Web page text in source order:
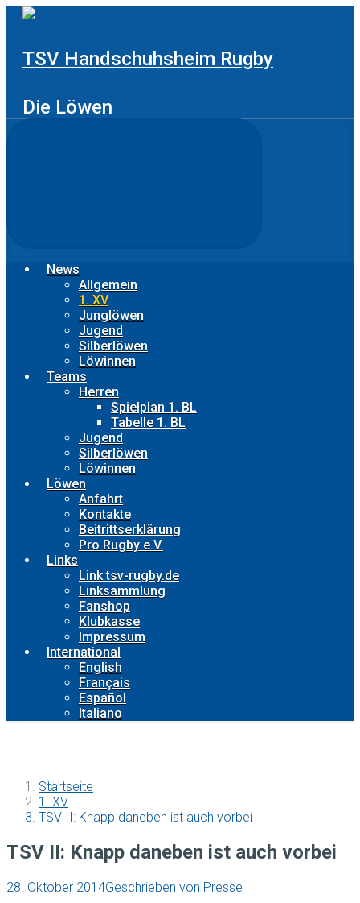
Zum
TSV Handschuhsheim Rugby
Die Löwen
News
Allgemein
1. XV
Junglöwen
Jugend
Silberlöwen
Löwinnen
Teams
Herren
Spielplan 1. BL
Tabelle 1. BL
Jugend
Silberlöwen
Löwinnen
Löwen
Anfahrt
Kontakte
Beitrittserklärung
Pro Rugby e.V.
Links
Link tsv-rugby.de
Linksammlung
Fanshop
Klubkasse
Impressum
International
English
Français
Español
Italiano
Startseite
1. XV
TSV II: Knapp daneben ist auch vorbei
TSV II: Knapp daneben ist auch vorbei
28. Oktober 2014Geschrieben von Presse